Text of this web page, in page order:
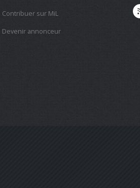
Contribuer sur MiL
Devenir annonceur